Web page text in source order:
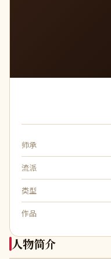
孙
师承
流派
类型
作品
人物简介